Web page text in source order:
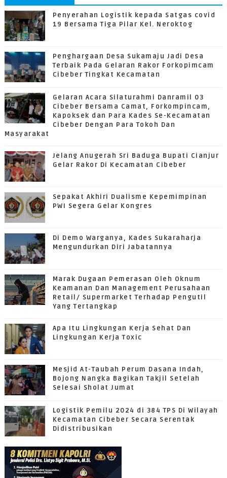
Penyerahan Logistik kepada Satgas covid
19 Bersama Tiga Pilar Kel. Neroktog
Penghargaan Desa Sukamaju Jadi Desa
Terbaik Pada Gelaran Rakor Forkopimcam
Cibeber Tingkat Kecamatan
Gelaran Acara Silaturahmi Danramil 03
Cibeber Bersama Camat, Forkompincam,
Kapoksek dan Para Kades Se-Kecamatan
Cibeber Dengan Para Tokoh Dan
Masyarakat
Jelang Anugerah Sri Baduga Bupati Cianjur
Gelar Rakor Di Kecamatan Cibeber
Sepakat Akhiri Dualisme Kepemimpinan
PWI Segera Gelar Kongres
Di Demo Warganya, Kades Sukaraharja
Mengundurkan Diri Jabatannya
Marak Dugaan Pemerasan Oleh Oknum
Keamanan Dan Management Perusahaan
Retail/ Supermarket Terhadap Pengutil
Yang Tertangkap
Apa Itu Lingkungan Kerja Sehat Dan
Lingkungan Kerja Toxic
Mesjid At-Taubah Perum Dasana Indah,
Bojong Nangka Bagikan Takjil Setelah
Selesai Sholat Jumat
Logistik Pemilu 2024 di 384 TPS Di Wilayah
Kecamatan Cibeber Secara Serentak
Didistribusikan